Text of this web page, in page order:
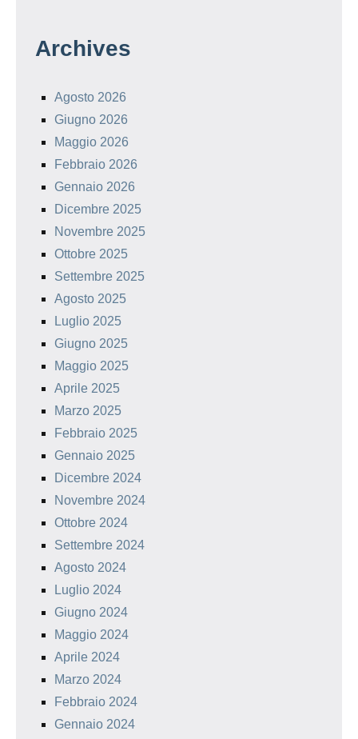
Archives
Agosto 2026
Giugno 2026
Maggio 2026
Febbraio 2026
Gennaio 2026
Dicembre 2025
Novembre 2025
Ottobre 2025
Settembre 2025
Agosto 2025
Luglio 2025
Giugno 2025
Maggio 2025
Aprile 2025
Marzo 2025
Febbraio 2025
Gennaio 2025
Dicembre 2024
Novembre 2024
Ottobre 2024
Settembre 2024
Agosto 2024
Luglio 2024
Giugno 2024
Maggio 2024
Aprile 2024
Marzo 2024
Febbraio 2024
Gennaio 2024